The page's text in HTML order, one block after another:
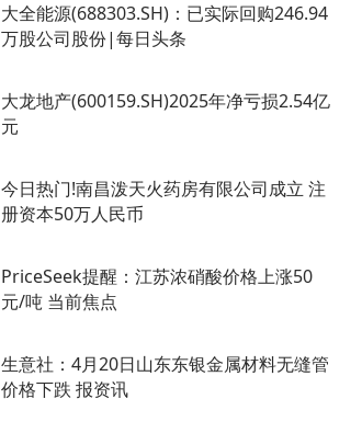
大全能源(688303.SH)：已实际回购246.94
万股公司股份|每日头条
大龙地产(600159.SH)2025年净亏损2.54亿
元
今日热门!南昌泼天火药房有限公司成立 注
册资本50万人民币
PriceSeek提醒：江苏浓硝酸价格上涨50
元/吨 当前焦点
生意社：4月20日山东东银金属材料无缝管
价格下跌 报资讯